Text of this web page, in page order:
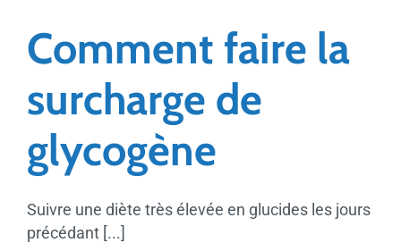
Comment faire la
surcharge de
glycogène
Suivre une diète très élevée en glucides les jours
précédant [...]